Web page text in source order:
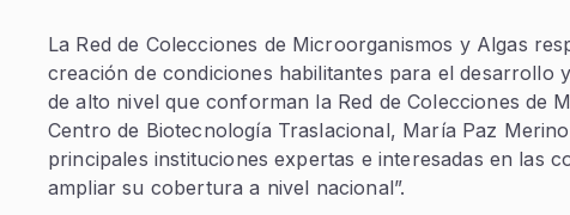
La Red de Colecciones de Microorganismos y Algas
creación de condiciones habilitantes para el desarrollo
de alto nivel que conforman la Red de Colecciones de
Centro de Biotecnología Traslacional, María Paz
principales instituciones expertas e interesadas en las
ampliar su cobertura a nivel nacional”.